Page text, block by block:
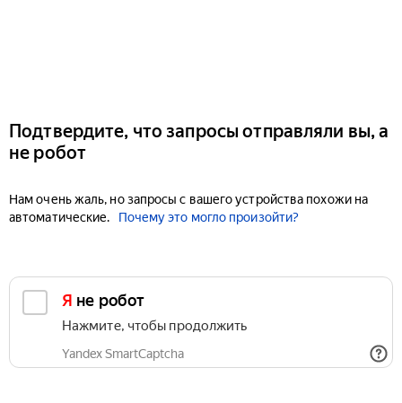
Подтвердите, что запросы отправляли вы, а
не робот
Нам очень жаль, но запросы с вашего устройства похожи на
автоматические.
Почему это могло произойти?
Я не робот
Нажмите, чтобы продолжить
Yandex SmartCaptcha